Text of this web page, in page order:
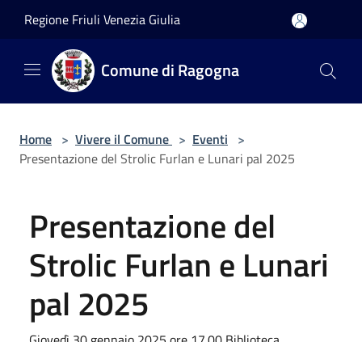
Regione Friuli Venezia Giulia
Comune di Ragogna
Home > Vivere il Comune > Eventi >
Presentazione del Strolic Furlan e Lunari pal 2025
Presentazione del
Strolic Furlan e Lunari
pal 2025